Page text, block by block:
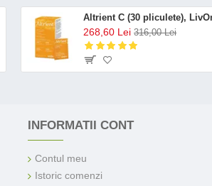
268,60 Lei 316,00 Lei
INFORMATII CONT
Contul meu
Istoric comenzi